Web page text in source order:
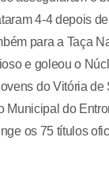
4-4 depois
para a Taça
e goleou o
do Vitória
do
os 75 títulos